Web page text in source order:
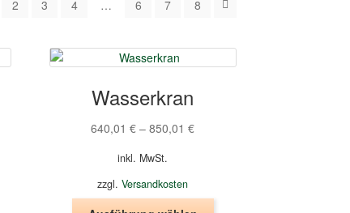
2 3 4 … 6 7 8
Wasserkran
640,01€ –850,01€
inkl. MwSt.
zzgl.Versandkosten